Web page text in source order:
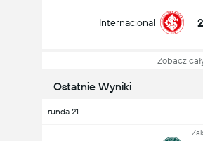
Internacional
Zobacz
Ostatnie Wyniki
runda 21